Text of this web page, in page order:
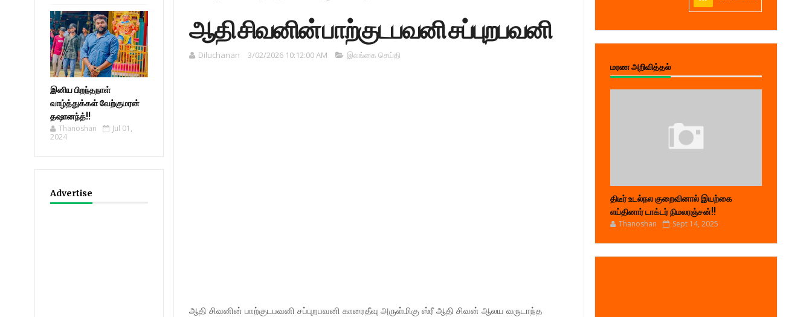
இனிய பிறந்தநாள்
வாழ்த்துக்கள் வேற்குமரன்
தஷானந்த்!!
Thanoshan
Jul 01,
2024
Advertise
ஆதி சிவனின் பாற்குடபவனி சப்புறபவனி
Diluchanan 3/02/2026 10:12:00 AM இலங்கை செய்தி
ஆதி சிவனின் பாற்குடபவனி சப்புறபவனி காரைதீவு அருள்மிகு ஸ்ரீ ஆதி சிவன் ஆலய வருடாந்த
மரண அறிவித்தல்
திடீர் உடல்நல குறைவினால் இயற்கை
எய்தினார் டாக்டர் நிமலரஞ்சன்!!
Thanoshan Sept 14, 2025